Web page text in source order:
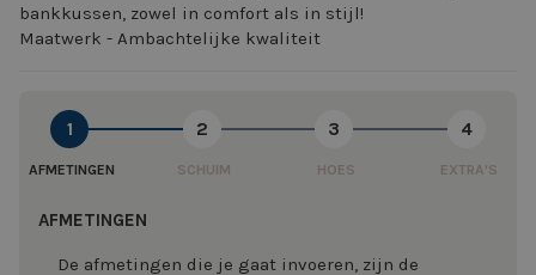
bankkussen, zowel in comfort als in stijl!
Maatwerk - Ambachtelijke kwaliteit
1
AFMETINGEN
2
SCHUIM
3
HOES
4
EXTRA'S
AFMETINGEN
De afmetingen die je gaat invoeren, zijn de